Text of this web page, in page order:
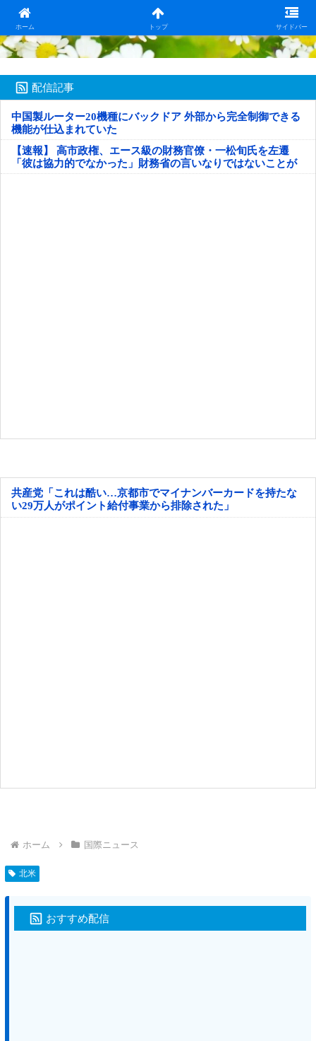
ホーム トップ サイドバー
日本第一！ニュース録
配信記事
中国製ルーター20機種にバックドア 外部から完全制御できる
機能が仕込まれていた
【速報】 高市政権、エース級の財務官僚・一松旬氏を左遷
「彼は協力的でなかった」財務省の言いなりではないことが
判明
共産党「これは酷い…京都市でマイナンバーカードを持たな
い29万人がポイント給付事業から排除された」
ホーム 国際ニュース
北米
おすすめ配信